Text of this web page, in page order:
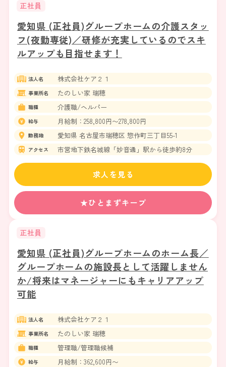
正社員
愛知県 (正社員)グループホームの介護スタッ
フ(夜勤専従)／研修が充実しているのでスキ
ルアップも目指せます！
法人名 株式会社ケア２１
事業所名 たのしい家 瑞穂
職種 介護職/ヘルパー
給与 月給制：258,800円〜278,800円
勤務地 愛知県 名古屋市瑞穂区 惣作町三丁目55-1
アクセス 市営地下鉄名城線「妙音通」駅から徒歩約8分
★ひとまずキープ
求人を見る
正社員
愛知県 (正社員)グループホームのホーム長／
グループホームの施設長として活躍しません
か/将来はマネージャーにもキャリアアップ
可能
法人名 株式会社ケア２１
事業所名 たのしい家 瑞穂
職種 管理職/管理職候補
給与 月給制：362,600円〜